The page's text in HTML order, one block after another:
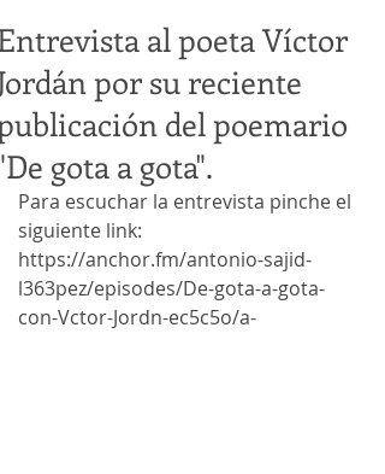
al poeta Víctor
por su reciente
del poemario
gota a gota".
Para escuchar la entrevista pinche el
siguiente link:
https://anchor.fm/antonio-sajid-
l363pez/episodes/De-gota-a-gota-
con-Vctor-Jordn-ec5c5o/a-